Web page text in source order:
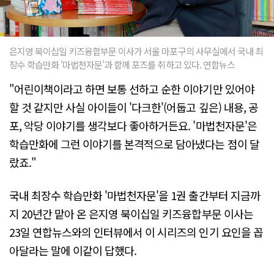
은지영 북이십일 키즈융합부문 이사가 서울 마포구의 사무실에서 국내 최
장수 학습만화 '마법천자문'과 함께 포즈를 취하고 있다. 연합뉴스
"어린이책이라고 하면 보통 선하고 순한 이야기만 있어야
할 것 같지만 사실 아이들이 '다크한'(어둡고 깊은) 내용, 공
포, 악당 이야기를 생각보다 좋아하거든요. '마법천자문'은
학습만화에 그런 이야기를 본격적으로 담아냈다는 점이 달
랐죠."
국내 최장수 학습만화 '마법천자문'을 1권 출간부터 지금까
지 20년간 맡아 온 은지영 북이십일 키즈융합부문 이사는
23일 연합뉴스와의 인터뷰에서 이 시리즈의 인기 요인을 꼽
아달라는 말에 이같이 답했다.